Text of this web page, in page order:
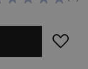
ADICIONAR
LISTA